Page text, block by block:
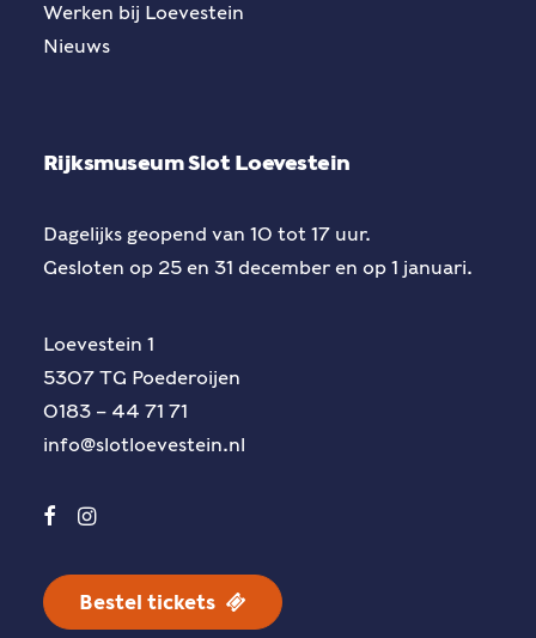
Werken bij Loevestein
Nieuws
Rijksmuseum Slot Loevestein
Dagelijks geopend van 10 tot 17 uur.
Gesloten op 25 en 31 december en op 1 januari.
Loevestein 1
5307 TG Poederoijen
0183 – 44 71 71
info@slotloevestein.nl
Bestel tickets